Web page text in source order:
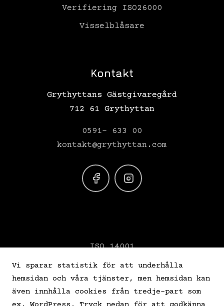
Verifiering ISO26000
Visselblåsare
Kontakt
Grythyttans Gästgivaregård
712 61 Grythyttan
0591- 633 00
kontakt@grythyttan.com
ISO 14001
VERIFY ISO 26000
Star Wine List
Vi sparar statistik för att underhålla
hemsidan och våra tjänster, men hemsidan kan
även innhålla cookies från tredje-part som